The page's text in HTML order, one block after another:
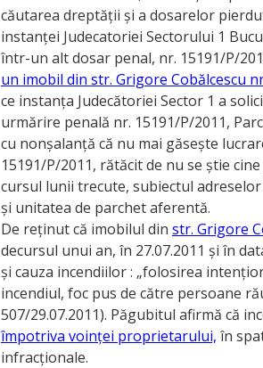
căutarea dreptății și a dosarelor
instanței Judecatoriei Sectorului 1
într-un alt dosar penal, nr. 15191/P/
un imobil din str. Grigore Cobălcescu
ce instanța Judecătoriei Sector 1 a
urmărire penală nr. 15191/P/2011,
cu nonșalanță că nu mai găsește
15191/P/2011, rătăcit de nu se știe
cursul lunii trecute, subiectul
și unitatea de parchet aferentă.
De reținut că imobilul din str. Grigore
decursul unui an, în 27.07.2011 și în
și cauza incendiilor : „folosirea
incendiul, foc pus de către persoane
507/29.07.2011). Păgubitul afirmă că
împotriva voinței proprietarului, în
infracționale.